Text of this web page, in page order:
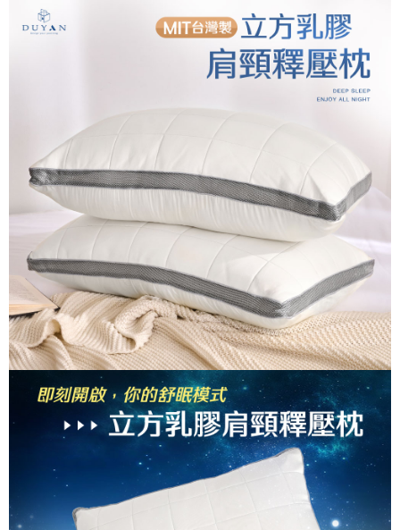
成交易。
3.實際核准額度、可分期數及費用金額請依後續交易確認頁面所載為準。
4.訂單成立30分鐘內，如未前往確認交易或遇審核未通過，訂單將自動取
消。如遇「轉專審核」未通過狀況，表示未達大哥付你分期系統評分，恕無
2.透過簡訊連結打開帳單後，可選擇「超商條碼／台灣大直營門市／銀行轉
帳／街口支付／iPASS MONEY」等通路繳費。
【注意事項】
1.本服務係由「台灣大哥大股份有限公司」（以下簡稱本公司）所提供，讓
用戶於交易時，得透過本服務購買商品或服務，並由商店將買賣／分期付款
買賣價金債權讓與本公司後，依約使用本公司帳單繳交帳款。
2.基於同意付款使用「大哥付你分期」之契約關係目的，商店將以您的個人
資料（包含姓名、電話或地址）提供予台灣大哥大進項蒐集、處理及利用，
由本公司與您本人進行分期帳單所需資料之確認、核對及更正。
3.完整用戶服務條款，請詳閱以下連結： https://oppay.tw/userRule
【關於「AFTEE先享後付」】
AFTEE先享後付是「在收到商品之後才付款」的支付方式。 讓您購物簡單
１．簡單：不需註冊會員、不需綁卡、不需儲值。
２．便利：只要手機號碼，簡訊認證，即可結帳。
１．於結帳方式選擇「AFTEE先享後付」後，將跳轉至「AFTEE先享後付」
結帳頁面，進行簡訊認證並確認金額後，即可完成結帳。
２．訂單成立數日內，您將收到繳費通知簡訊。
３．收到繳費通知簡訊後14天內，點擊此簡訊中的連結，可透過四大超商／
ATM／網路銀行／等多元方式進行付款，方視為交易完成。
※ 請注意：結帳手續完成當下不需立刻繳費，但若您需要取消訂單，請聯絡
購買商品的店家。未經商家同意取消之訂單仍視為有效，需透過AFTEE先享
後付繳納相關費用。
※ 交易是否成功請以「AFTEE先享後付 」之結帳頁面顯示為準，若有關於
是否繳費成功／繳費後需取消欲退款等相關疑問，請聯繫「AFTEE先享後付
客戶支援中心」https://netprotections.freshdesk.com/support/home
【注意事項】
１．透過由恩沛科技股份有限公司提供之「AFTEE先享後付」服務完成之交
易，需依本服務之必要範圍內提供個人資料，並將交易相關給付款項請求債
權轉讓予恩沛科技股份有限公司。
２．關於個人資料處理事宜，請瀏覽以下網址：
https://aftee.tw/terms/#terms3
３．未成年的使用者請事先徵得法定代理人或監護人之同意方可使用
「AFTEE先享後付」，若未經同意申辦者引起之損失，本公司不負相關責
４．使用「AFTEE先享後付」時，將依據個別帳號之用戶狀況，依本公司即
時審查核予不同之上限額度；若仍有額度不足之情形，本公司將視審查結果
請求用戶進行身份認證。
５．嚴禁一人註冊多個帳號或使用他人資訊註冊。若發現惡意使用之情形，
Hami Point
「Hami Point」為中華電信所提供之點數服務，可於會員專區綁定中華電信
會員帳號後，即可在購物車使用 Hami Point 折抵消費金額 (1點等於1元)。
全家取貨付款
每筆NT$60，滿NT$699(含以上)免運費
付款後全家取貨
每筆NT$60，滿NT$699(含以上)免運費
7-11取貨付款
每筆NT$60，滿NT$999(含以上)免運費
付款後7-11取貨
每筆NT$60，滿NT$999(含以上)免運費
每筆NT$80，滿NT$999(含以上)免運費